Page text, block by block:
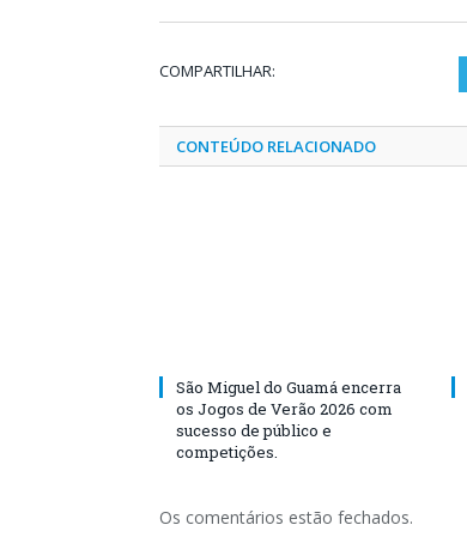
COMPARTILHAR:
CONTEÚDO RELACIONADO
São Miguel do Guamá encerra
os Jogos de Verão 2026 com
sucesso de público e
competições.
Os comentários estão fechados.